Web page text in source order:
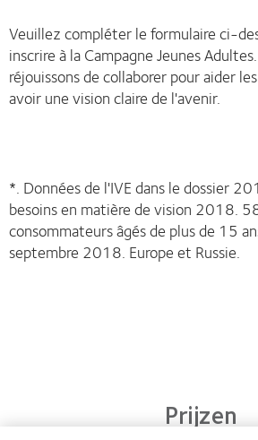
Veuillez compléter le formulaire ci-
inscrire à la Campagne Jeunes
réjouissons de collaborer pour aider
avoir une vision claire de l'avenir.
*. Données de l'IVE dans le dossier
besoins en matière de vision 2018.
consommateurs âgés de plus de 15
septembre 2018. Europe et Russie.
Prijzen